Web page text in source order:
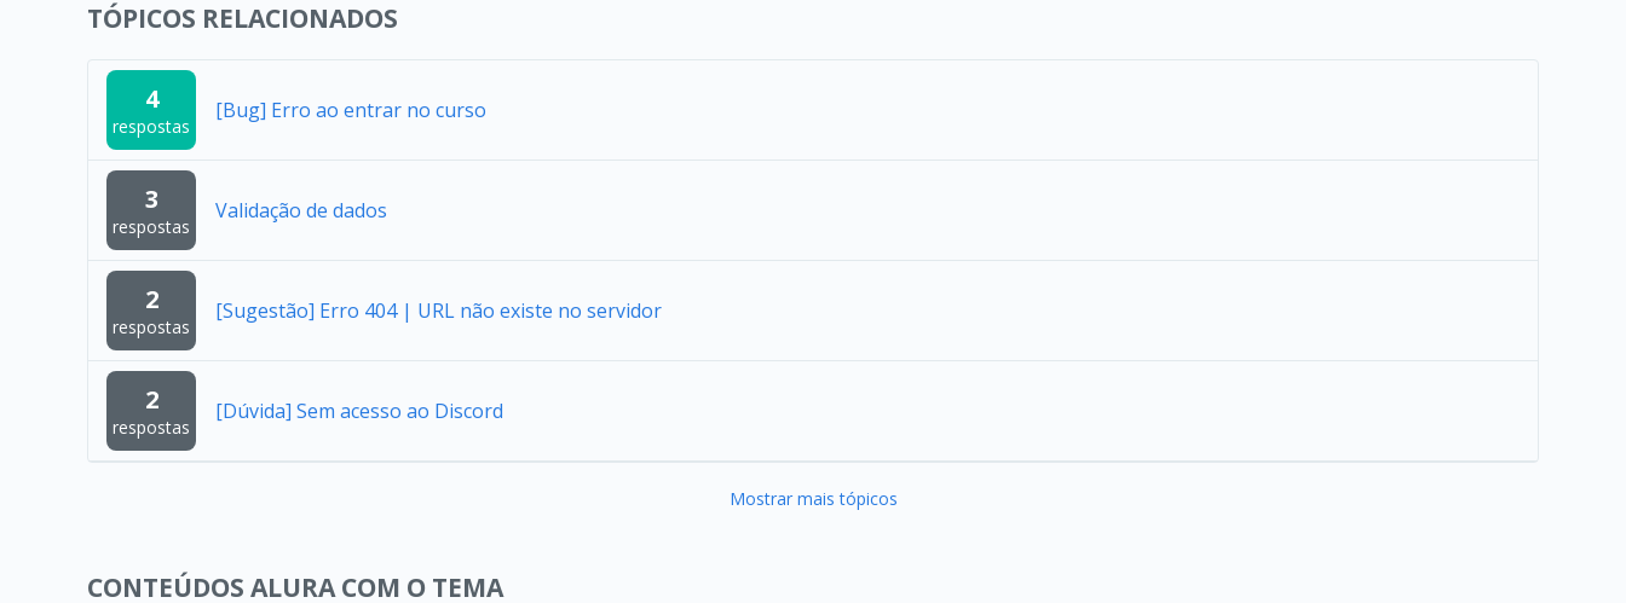
TÓPICOS RELACIONADOS
4
respostas
[Bug] Erro ao entrar no curso
3
respostas
Validação de dados
2
respostas
[Sugestão] Erro 404 | URL não existe no servidor
2
respostas
[Dúvida] Sem acesso ao Discord
Mostrar mais tópicos
CONTEÚDOS ALURA COM O TEMA